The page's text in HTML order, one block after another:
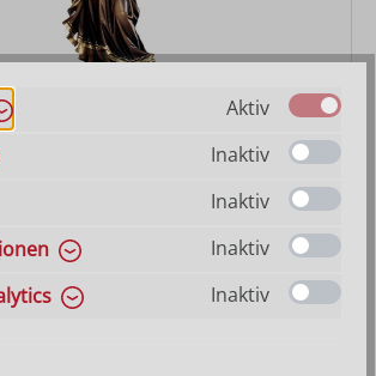
Aktiv
Inaktiv
Inaktiv
Inaktiv
Inaktiv